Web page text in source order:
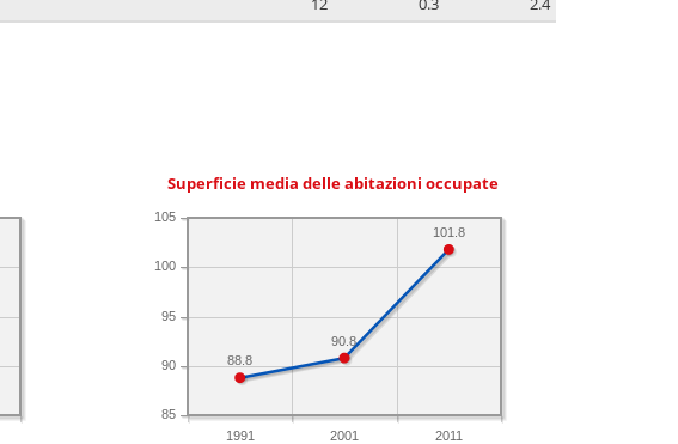
Superficie media delle abitazioni occupate
1991 2001 2011
85
90
95
100
105
101.8
90.8
88.8